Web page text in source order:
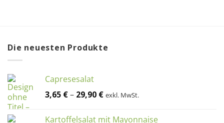
Die neuesten Produkte
Capresesalat
3,65 €– 29,90 € exkl. MwSt.
Kartoffelsalat mit Mayonnaise